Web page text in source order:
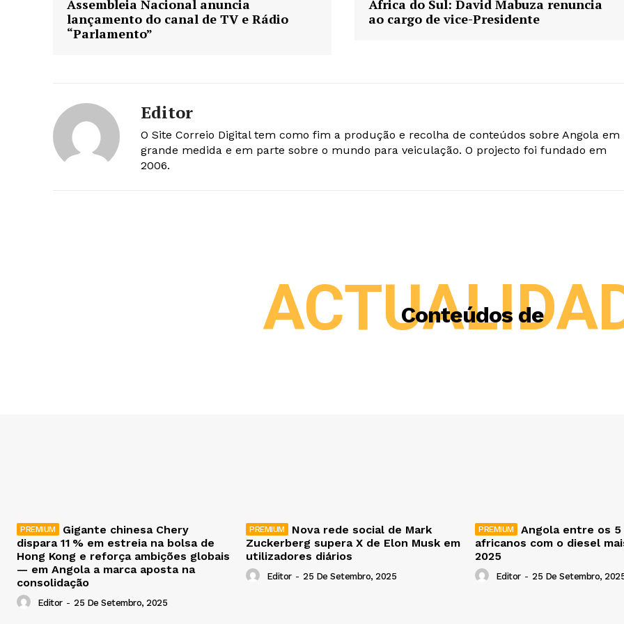
Assembleia Nacional anuncia
lançamento do canal de TV e Rádio
“Parlamento”
África do Sul: David Mabuza renuncia
ao cargo de vice-Presidente
Editor
O Site Correio Digital tem como fim a produção e recolha de conteúdos sobre Angola em
grande medida e em parte sobre o mundo para veiculação. O projecto foi fundado em
2006.
Conteúdos de
Gigante chinesa Chery
dispara 11 % em estreia na bolsa de
Hong Kong e reforça ambições globais
— em Angola a marca aposta na
consolidação
Editor - 25 De Setembro, 2025
Nova rede social de Mark
Zuckerberg supera X de Elon Musk em
utilizadores diários
Editor - 25 De Setembro, 2025
Angola entre os 5
africanos com o diesel
2025
Editor - 25 De Setembro,